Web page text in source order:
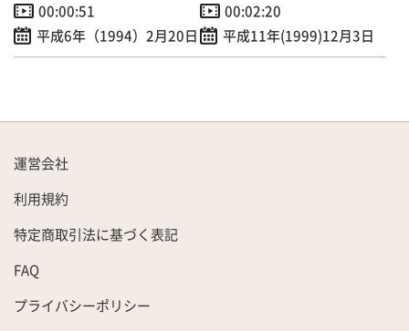
00:00:51
平成6年（1994）2月20日
00:02:20
平成11年(1999)12月3日
運営会社
利用規約
特定商取引法に基づく表記
FAQ
プライバシーポリシー